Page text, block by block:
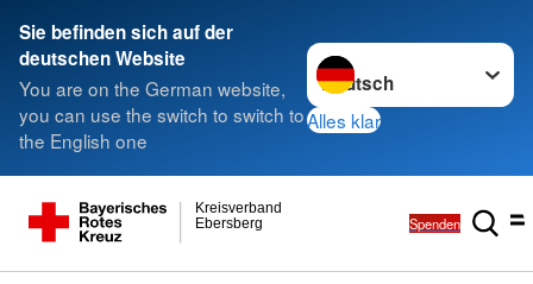
Sie befinden sich auf der
deutschen Website
You are on the German website,
you can use the switch to switch to
the English one
Sprache wechseln zu
Alles klar
Ebersberg
Kreisverband
Spenden